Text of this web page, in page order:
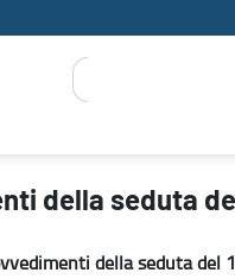
REGIONE
della seduta
della seduta del